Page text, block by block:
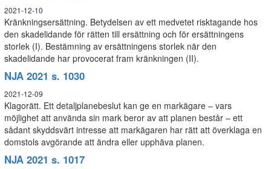
2021-12-10
Kränkningsersättning. Betydelsen av ett medvetet risktagande hos
den skadelidande för rätten till ersättning och för ersättningens
storlek (I). Bestämning av ersättningens storlek när den
skadelidande har provocerat fram kränkningen (II).
NJA 2021 s. 1030
2021-12-09
Klagorätt. Ett detaljplanebeslut kan ge en markägare – vars
möjlighet att använda sin mark beror av att planen består – ett
sådant skyddsvärt intresse att markägaren har rätt att överklaga en
domstols avgörande att ändra eller upphäva planen.
NJA 2021 s. 1017